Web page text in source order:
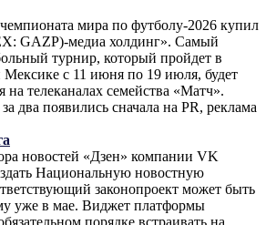
мира по футболу-2026 купил
GAZP)-медиа холдинг». Самый
турнир, который пройдет в
с 11 июня по 19 июля, будет
на телеканалах семейства «Матч».
два появились сначала на PR, реклама
новостей «Дзен» компании VK
Национальную новостную
законопроект может быть
уже в мае. Виджет платформы